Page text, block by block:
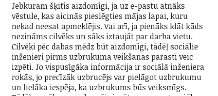
Jebkuram šķitīs aizdomīgi, ja uz e-pastu atnāks
vēstule, kas aicinās pieslēgties mājas lapai, kuru
nekad neesat apmeklējis. Vai arī, ja pienāks klāt kāds
nezināms cilvēks un sāks iztaujāt par darba vietu.
Cilvēki pēc dabas mēdz būt aizdomīgi, tādēļ sociālie
inženieri pirms uzbrukuma veikšanas parasti veic
izpēti. Jo vispusīgāka informācija ir sociālā inženiera
rokās, jo precīzāk uzbrucējs var pielāgot uzbrukumu
un lielāka iespēja, ka uzbrukums būs veiksmīgs.